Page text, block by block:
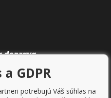
doprava
GDPR
potrebujú Váš súhlas na